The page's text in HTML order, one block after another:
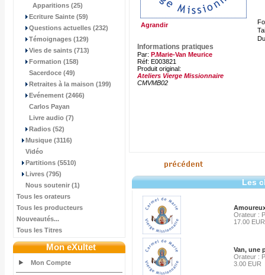
Apparitions (25)
Ecriture Sainte (59)
Questions actuelles (232)
Témoignages (129)
Vies de saints (713)
Formation (158)
Sacerdoce (49)
Retraites à la maison (199)
Evénement (2466)
Carlos Payan
Livre audio (7)
Radios (52)
Musique (3116)
Vidéo
Partitions (5510)
Livres (795)
Nous soutenir (1)
Tous les orateurs
Tous les producteurs
Nouveautés...
Tous les Titres
Mon eXultet
Mon Compte
Agrandir
Informations pratiques
Par: P.Marie-Van Meurice
Réf: E003821
Produit original:
Ateliers Vierge Missionnaire
CMVMB02
Les
Orateur :
17.00 EUR
Van, une
Orateur :
3.00 EUR